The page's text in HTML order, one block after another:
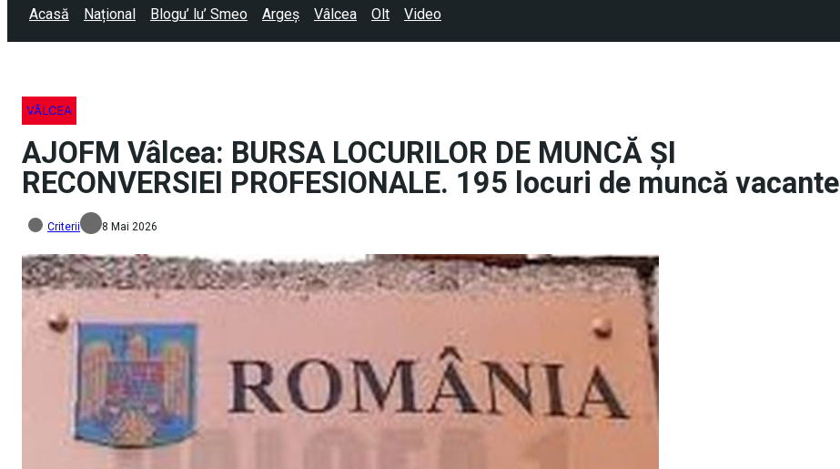
Acasă Național Blogu’ lu’ Smeo Argeș Vâlcea Olt Video
VÂLCEA
AJOFM Vâlcea: BURSA LOCURILOR DE MUNCĂ ȘI
RECONVERSIEI PROFESIONALE. 195 locuri de muncă vacante
Criterii 8 Mai 2026